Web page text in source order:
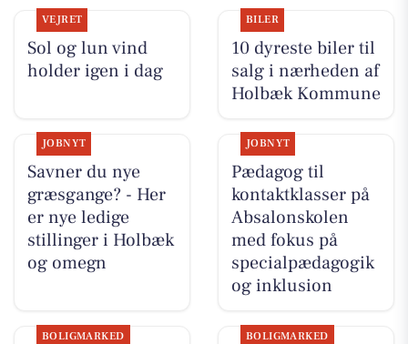
VEJRET
Sol og lun vind
holder igen i dag
BILER
10 dyreste biler til
salg i nærheden af
Holbæk Kommune
JOBNYT
Savner du nye
græsgange? - Her
er nye ledige
stillinger i Holbæk
og omegn
JOBNYT
Pædagog til
kontaktklasser på
Absalonskolen
med fokus på
specialpædagogik
og inklusion
BOLIGMARKED BOLIGMARKED